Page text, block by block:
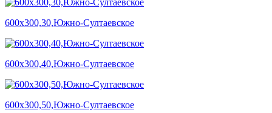
600х300,30,Южно-Султаевское
600х300,40,Южно-Султаевское
600х300,50,Южно-Султаевское